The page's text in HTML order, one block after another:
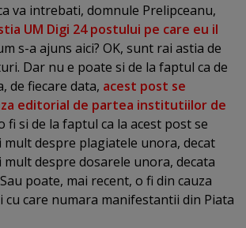
va intrebati, domnule Prelipceanu,
UM Digi 24 postului pe care eu il
s-a ajuns aici? OK, sunt rai astia de
Dar nu e poate si de la faptul ca de
de fiecare data, acest post se
editorial de partea institutiilor de
fi si de la faptul ca la acest post se
mult despre plagiatele unora, decat
mult despre dosarele unora, decata
poate, mai recent, o fi din cauza
cu care numara manifestantii din Piata